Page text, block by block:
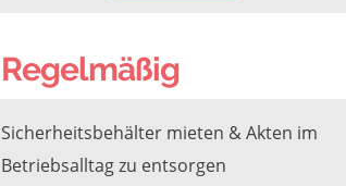
Regelmäßig
Sicherheitsbehälter mieten & Akten im
Betriebsalltag zu entsorgen